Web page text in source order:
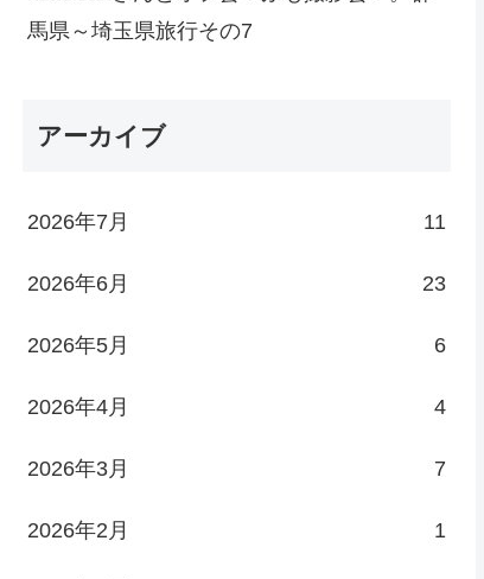
馬県～埼玉県旅行その7
アーカイブ
2026年7月 11
2026年6月 23
2026年5月 6
2026年4月 4
2026年3月 7
2026年2月 1